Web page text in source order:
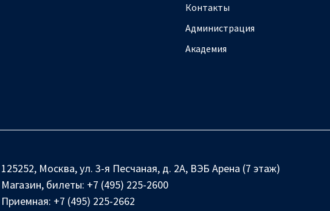
Контакты
Администрация
Академия
125252, Москва, ул. 3-я Песчаная, д. 2А, ВЭБ Арена (7 этаж)
Магазин, билеты: +7 (495) 225-2600
Приемная: +7 (495) 225-2662